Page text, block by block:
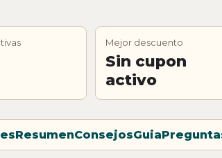
Mejor descuento
Sin cupon
activo
ResumenConsejosGuia